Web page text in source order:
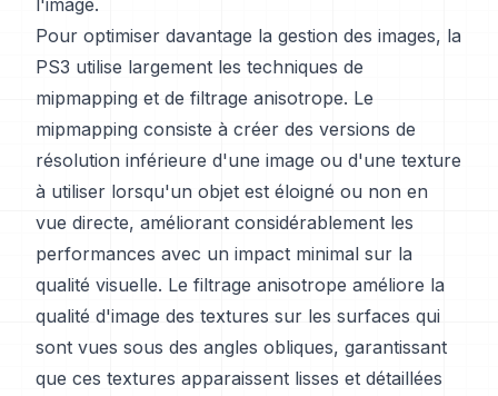
l'image.
Pour optimiser davantage la gestion des images, la
PS3 utilise largement les techniques de
mipmapping et de filtrage anisotrope. Le
mipmapping consiste à créer des versions de
résolution inférieure d'une image ou d'une texture
à utiliser lorsqu'un objet est éloigné ou non en
vue directe, améliorant considérablement les
performances avec un impact minimal sur la
qualité visuelle. Le filtrage anisotrope améliore la
qualité d'image des textures sur les surfaces qui
sont vues sous des angles obliques, garantissant
que ces textures apparaissent lisses et détaillées